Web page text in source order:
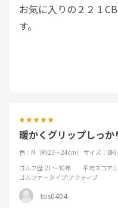
お気に入りの２２１
す。
暖かくグリップしっか
色：M（約23～24cm）
サイズ：
ゴルフ歴:21～30年 平均スコア
ゴルファータイプ:アクティブ
tos0404